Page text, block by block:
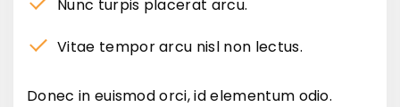
Nunc turpis placerat arcu.
Vitae tempor arcu nisl non lectus.
Donec in euismod orci, id elementum odio.